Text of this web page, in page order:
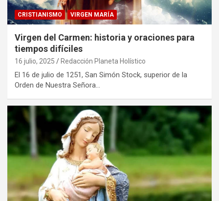
CRISTIANISMO VIRGEN MARÍA
Virgen del Carmen: historia y oraciones para
tiempos difíciles
16 julio, 2025 Redacción Planeta Holístico
El 16 de julio de 1251, San Simón Stock, superior de la
Orden de Nuestra Señora…